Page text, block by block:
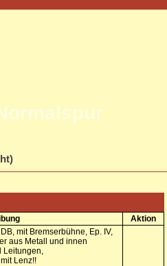
Aktion
mit Bremserbühne, Ep. IV,
aus Metall und innen
Leitungen,
Lenz!!